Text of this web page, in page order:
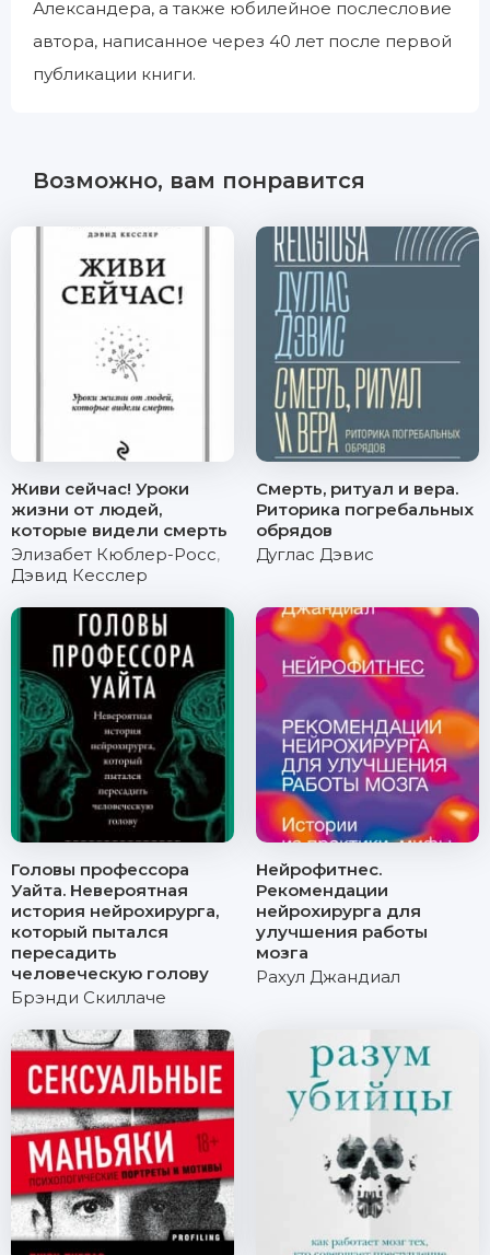
Александера, а также юбилейное послесловие
автора, написанное через 40 лет после первой
публикации книги.
Возможно, вам понравится
Живи сейчас! Уроки
жизни от людей,
которые видели смерть
Элизабет Кюблер-Росс,
Дэвид Кесслер
Смерть, ритуал и вера.
Риторика погребальных
обрядов
Дуглас Дэвис
Головы профессора
Уайта. Невероятная
история нейрохирурга,
который пытался
пересадить
человеческую голову
Брэнди Скиллаче
Нейрофитнес.
Рекомендации
нейрохирурга для
улучшения работы
мозга
Рахул Джандиал